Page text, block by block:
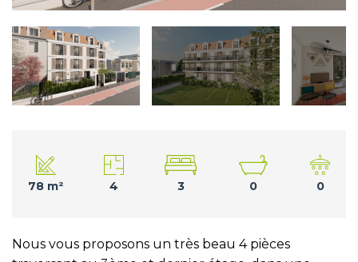
78 m² 4 3 0 0
Nous vous proposons un très beau 4 pièces